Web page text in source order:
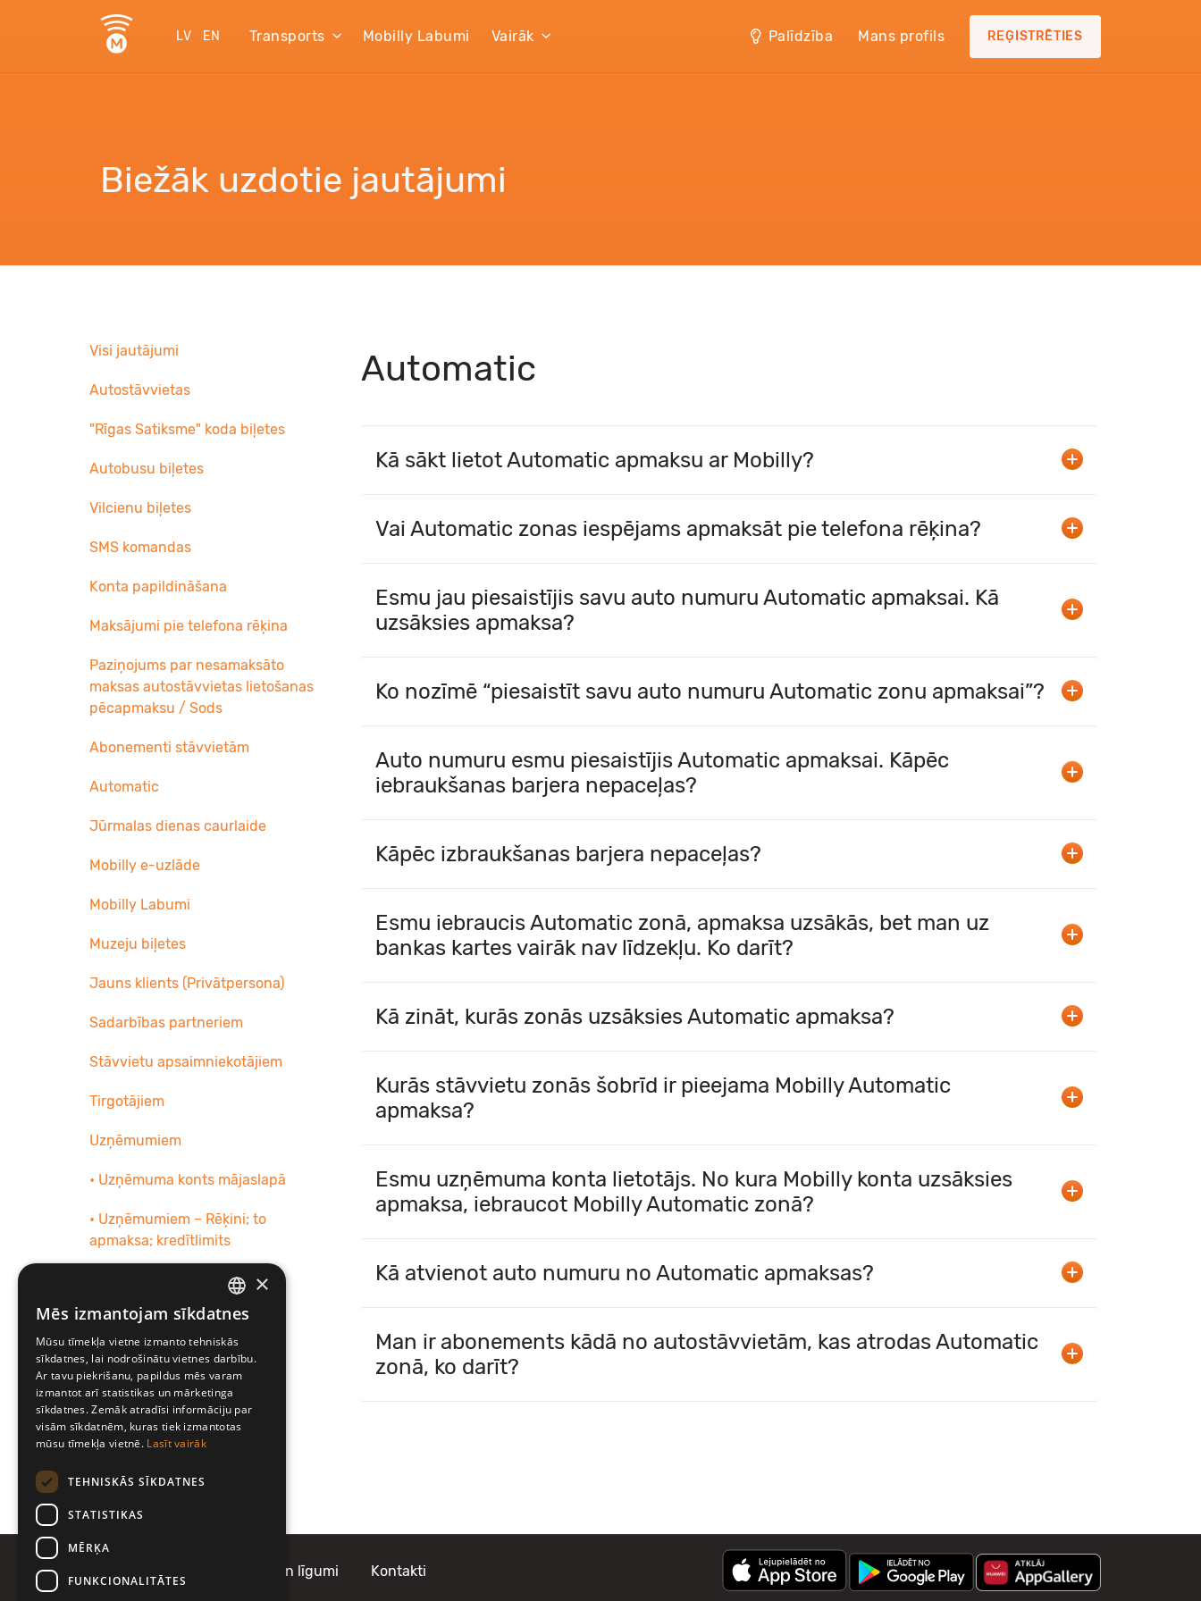
LV EN Transports Mobilly Labumi Vairāk Palīdzība Mans profils REĢISTRĒTIES
Biežāk uzdotie jautājumi
Visi jautājumi
Autostāvvietas
"Rīgas Satiksme" koda biļetes
Autobusu biļetes
Vilcienu biļetes
SMS komandas
Konta papildināšana
Maksājumi pie telefona rēķina
Paziņojums par nesamaksāto
maksas autostāvvietas lietošanas
pēcapmaksu / Sods
Abonementi stāvvietām
Automatic
Jūrmalas dienas caurlaide
Mobilly e-uzlāde
Mobilly Labumi
Muzeju biļetes
Jauns klients (Privātpersona)
Sadarbības partneriem
Stāvvietu apsaimniekotājiem
Tirgotājiem
Uzņēmumiem
• Uzņēmuma konts mājaslapā
• Uzņēmumiem – Rēķini; to
apmaksa; kredītlimits
"Fast track" pakalpojums
Autostāvvietas Igaunijā un
Lietuvā
Automatic
Kā sākt lietot Automatic apmaksu ar Mobilly?
Vai Automatic zonas iespējams apmaksāt pie telefona rēķina?
Esmu jau piesaistījis savu auto numuru Automatic apmaksai. Kā
uzsāksies apmaksa?
Ko nozīmē “piesaistīt savu auto numuru Automatic zonu apmaksai”?
Auto numuru esmu piesaistījis Automatic apmaksai. Kāpēc
iebraukšanas barjera nepaceļas?
Kāpēc izbraukšanas barjera nepaceļas?
Esmu iebraucis Automatic zonā, apmaksa uzsākās, bet man uz
bankas kartes vairāk nav līdzekļu. Ko darīt?
Kā zināt, kurās zonās uzsāksies Automatic apmaksa?
Kurās stāvvietu zonās šobrīd ir pieejama Mobilly Automatic
apmaksa?
Esmu uzņēmuma konta lietotājs. No kura Mobilly konta uzsāksies
apmaksa, iebraucot Mobilly Automatic zonā?
Kā atvienot auto numuru no Automatic apmaksas?
Man ir abonements kādā no autostāvvietām, kas atrodas Automatic
zonā, ko darīt?
Par Mobilly Noteikumi un līgumi Kontakti
LATVIAN
ENGLISH
×
Mēs izmantojam sīkdatnes
Mūsu tīmekļa vietne izmanto tehniskās
sīkdatnes, lai nodrošinātu vietnes darbību.
Ar tavu piekrišanu, papildus mēs varam
izmantot arī statistikas un mārketinga
sīkdatnes. Zemāk atradīsi informāciju par
visām sīkdatnēm, kuras tiek izmantotas
mūsu tīmekļa vietnē. Lasīt vairāk
TEHNISKĀS SĪKDATNES
STATISTIKAS
MĒRĶA
FUNKCIONALITĀTES